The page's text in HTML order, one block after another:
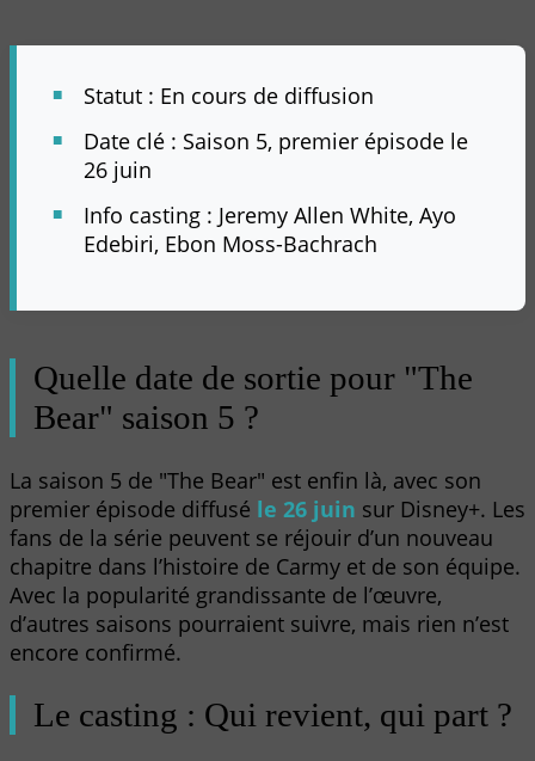
Statut : En cours de diffusion
Date clé : Saison 5, premier épisode le
26 juin
Info casting : Jeremy Allen White, Ayo
Edebiri, Ebon Moss-Bachrach
Quelle date de sortie pour "The
Bear" saison 5 ?
La saison 5 de "The Bear" est enfin là, avec son
premier épisode diffusé le 26 juin sur Disney+. Les
fans de la série peuvent se réjouir d’un nouveau
chapitre dans l’histoire de Carmy et de son équipe.
Avec la popularité grandissante de l’œuvre,
d’autres saisons pourraient suivre, mais rien n’est
encore confirmé.
Le casting : Qui revient, qui part ?